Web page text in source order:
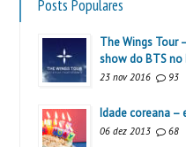
Posts Populares
The Wings Tour
show do BTS no
23 nov 2016 93
Idade coreana –
06 dez 2013 68